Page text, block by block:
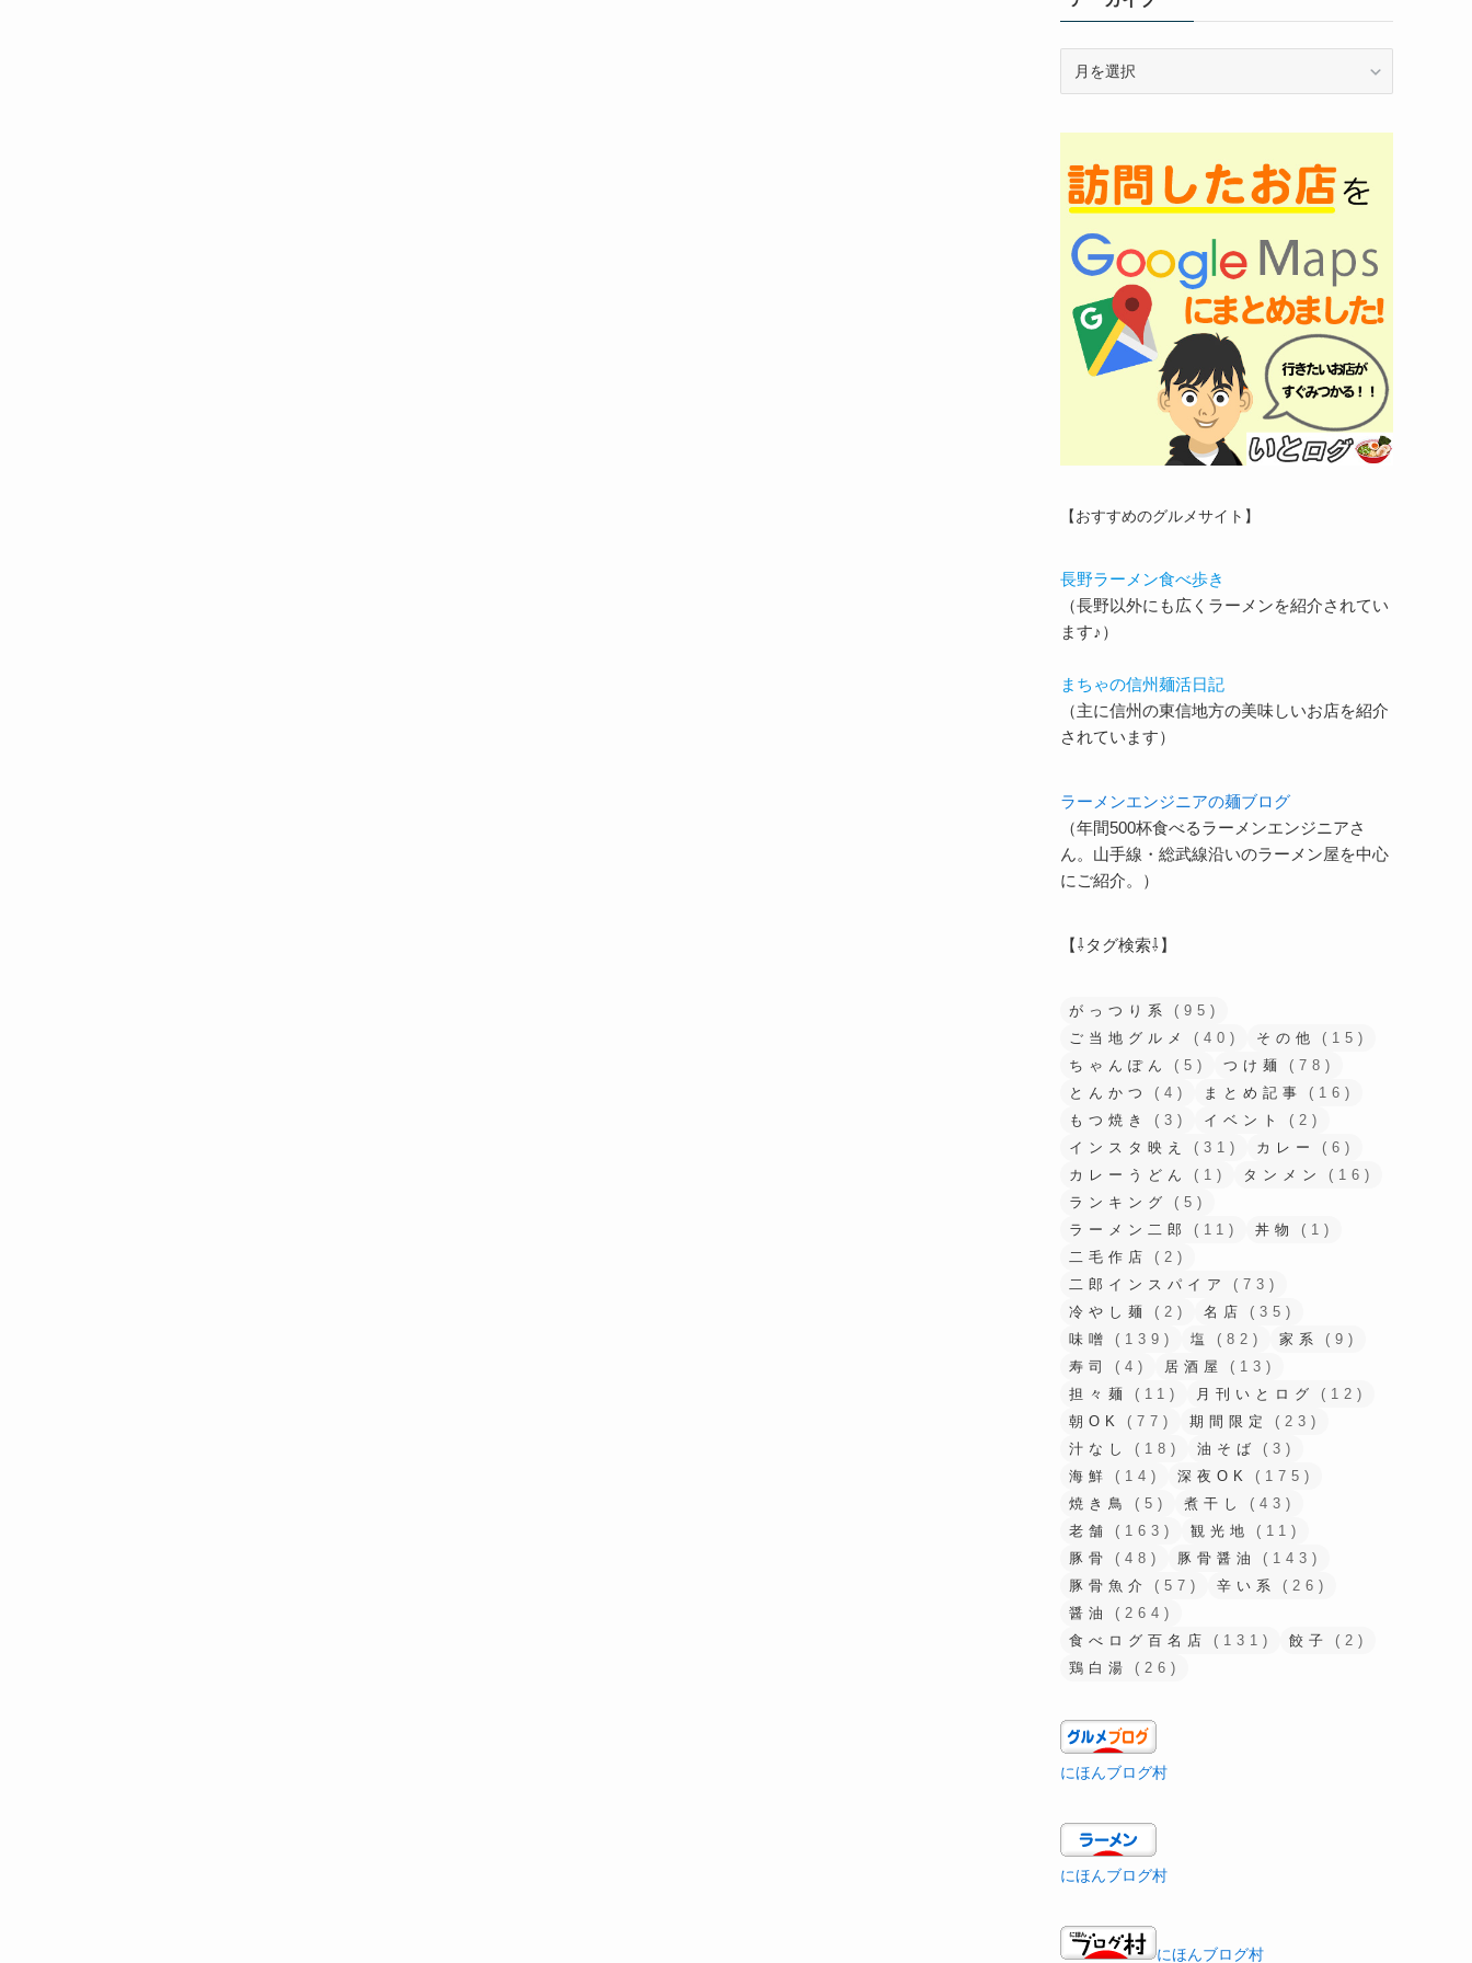
イ
【おすすめのグルメサイト】
長野ラーメン食べ歩き
（長野以外にも広くラーメンを紹介されてい
ます♪）
まちゃの信州麺活日記
（主に信州の東信地方の美味しいお店を紹介
されています）
ラーメンエンジニアの麺ブログ
（年間500杯食べるラーメンエンジニアさ
ん。山手線・総武線沿いのラーメン屋を中心
にご紹介。）
【⇩タグ検索⇩】
がっつり系
(95)
ご当地グルメ
(40) その他
(15)
ちゃんぽん
(5) つけ麺
(78)
とんかつ
(4) まとめ記事
(16)
もつ焼き
(3) イベント
(2)
インスタ映え
(31) カレー
(6)
カレーうどん
(1) タンメン
(16)
ランキング
(5)
ラーメン二郎
(11) 丼物
(1)
二毛作店
(2)
二郎インスパイア
(73)
冷やし麺
(2) 名店
(35)
味噌
(139) 塩 (82) 家系
(9)
寿司
(4) 居酒屋
(13)
担々麺
(11) 月刊いとログ
(12)
朝OK
(77) 期間限定
(23)
汁なし
(18) 油そば
(3)
海鮮
(14) 深夜OK
(175)
焼き鳥
(5) 煮干し
(43)
老舗
(163) 観光地
(11)
豚骨
(48) 豚骨醤油
(143)
豚骨魚介
(57) 辛い系
(26)
醤油
(264)
食べログ百名店
(131) 餃子
(2)
鶏白湯
(26)
にほんブログ村
にほんブログ村
にほんブログ村